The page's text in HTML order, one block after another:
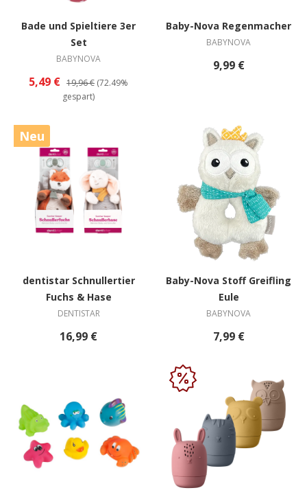
Bade und Spieltiere 3er
Set
BABYNOVA
5,49 € 19,96 € (72.49%
gespart)
Baby-Nova Regenmacher
BABYNOVA
9,99 €
Neu
dentistar Schnullertier
Fuchs & Hase
DENTISTAR
16,99 €
Baby-Nova Stoff Greifling
Eule
BABYNOVA
7,99 €